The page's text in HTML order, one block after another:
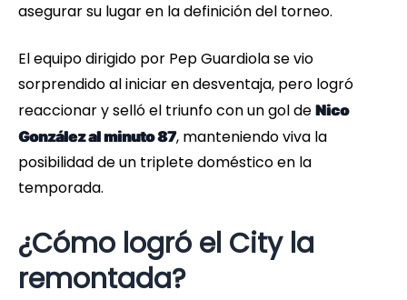
asegurar su lugar en la definición del torneo.
El equipo dirigido por Pep Guardiola se vio
sorprendido al iniciar en desventaja, pero logró
reaccionar y selló el triunfo con un gol de Nico
González al minuto 87, manteniendo viva la
posibilidad de un triplete doméstico en la
temporada.
¿Cómo logró el City la
remontada?